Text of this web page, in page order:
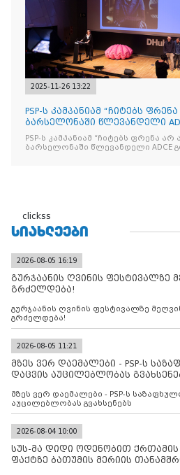
2025-11-26 13:22
PSP-ს კამპანიამ “ჩიტებს
ბარსელონაში წლევანდელი
ჯამში 5 ჯილდო მ
PSP-ს კამპანიამ “ჩიტებს ფრენა არ
ბარსელონაში წლევანდელი ADCE გრან პრი და ჯამში 5
clickss
ᲡᲘᲐᲮᲚᲔᲔᲑᲘ
2026-08-05 16:19
გურჯაანის ღვინის ფესტივალზე
გრძელდება!
გურჯაანის ღვინის ფესტივალზე
გრძელდება!
2026-08-05 11:21
მზეს ვერ დაემალები - PSP-ს
დაცვის აუცილებლობას
მზეს ვერ დაემალები - PSP-ს
აუცილებლობას გვახსენებს
2026-08-04 10:00
სუს-მა დიდი ოდენობით
ფაქტზე ბათუმის მერიის